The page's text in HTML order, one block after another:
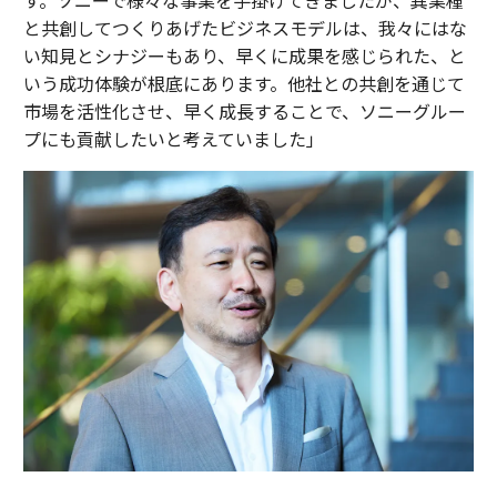
と共創してつくりあげたビジネスモデルは、我々にはな
い知見とシナジーもあり、早くに成果を感じられた、と
いう成功体験が根底にあります。他社との共創を通じて
市場を活性化させ、早く成長することで、ソニーグルー
プにも貢献したいと考えていました」